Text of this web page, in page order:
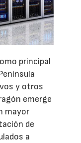
principal
y otros
emerge
mayor
de
a